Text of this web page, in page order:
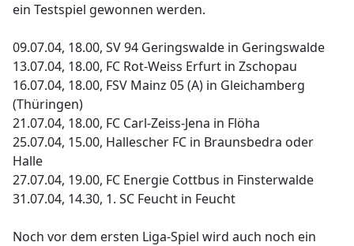
ein Testspiel gewonnen werden.
09.07.04, 18.00, SV 94 Geringswalde in Geringswalde
13.07.04, 18.00, FC Rot-Weiss Erfurt in Zschopau
16.07.04, 18.00, FSV Mainz 05 (A) in Gleichamberg
(Thüringen)
21.07.04, 18.00, FC Carl-Zeiss-Jena in Flöha
25.07.04, 15.00, Hallescher FC in Braunsbedra oder
Halle
27.07.04, 19.00, FC Energie Cottbus in Finsterwalde
31.07.04, 14.30, 1. SC Feucht in Feucht
Noch vor dem ersten Liga-Spiel wird auch noch ein